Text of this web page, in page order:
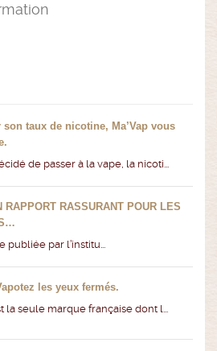
taux de nicotine, Ma’Vap vous
de passer à la vape, la nicoti...
RAPPORT RASSURANT POUR LES
publiée par l’institu...
les yeux fermés.
la seule marque française dont l...